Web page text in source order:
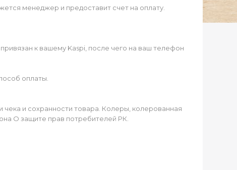
менеджер и предоставит счет на оплату.
к вашему Kaspi, после чего на ваш телефон
оплаты.
чека и сохранности товара. Колеры, колерованная
О защите прав потребителей РК.